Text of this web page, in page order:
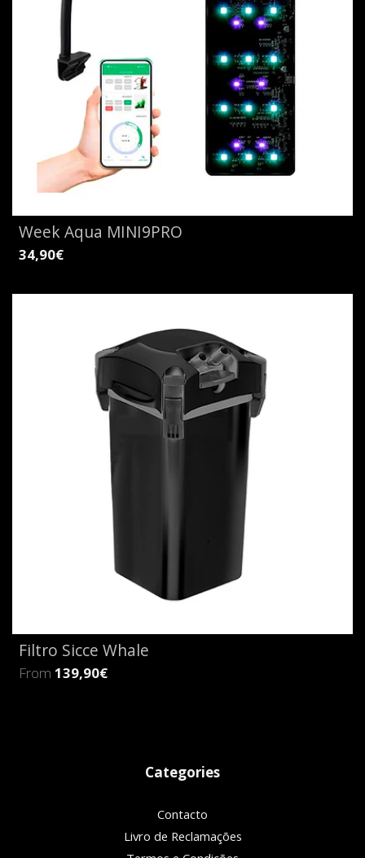
Week Aqua MINI9PRO
34,90€
Filtro Sicce Whale
From 139,90€
Categories
Contacto
Livro de Reclamações